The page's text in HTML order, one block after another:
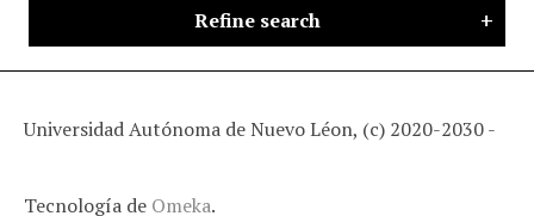
Refine search
Universidad Autónoma de Nuevo Léon, (c) 2020-2030 -
Tecnología de Omeka.